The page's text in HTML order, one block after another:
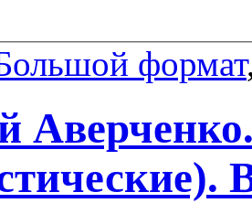
формат